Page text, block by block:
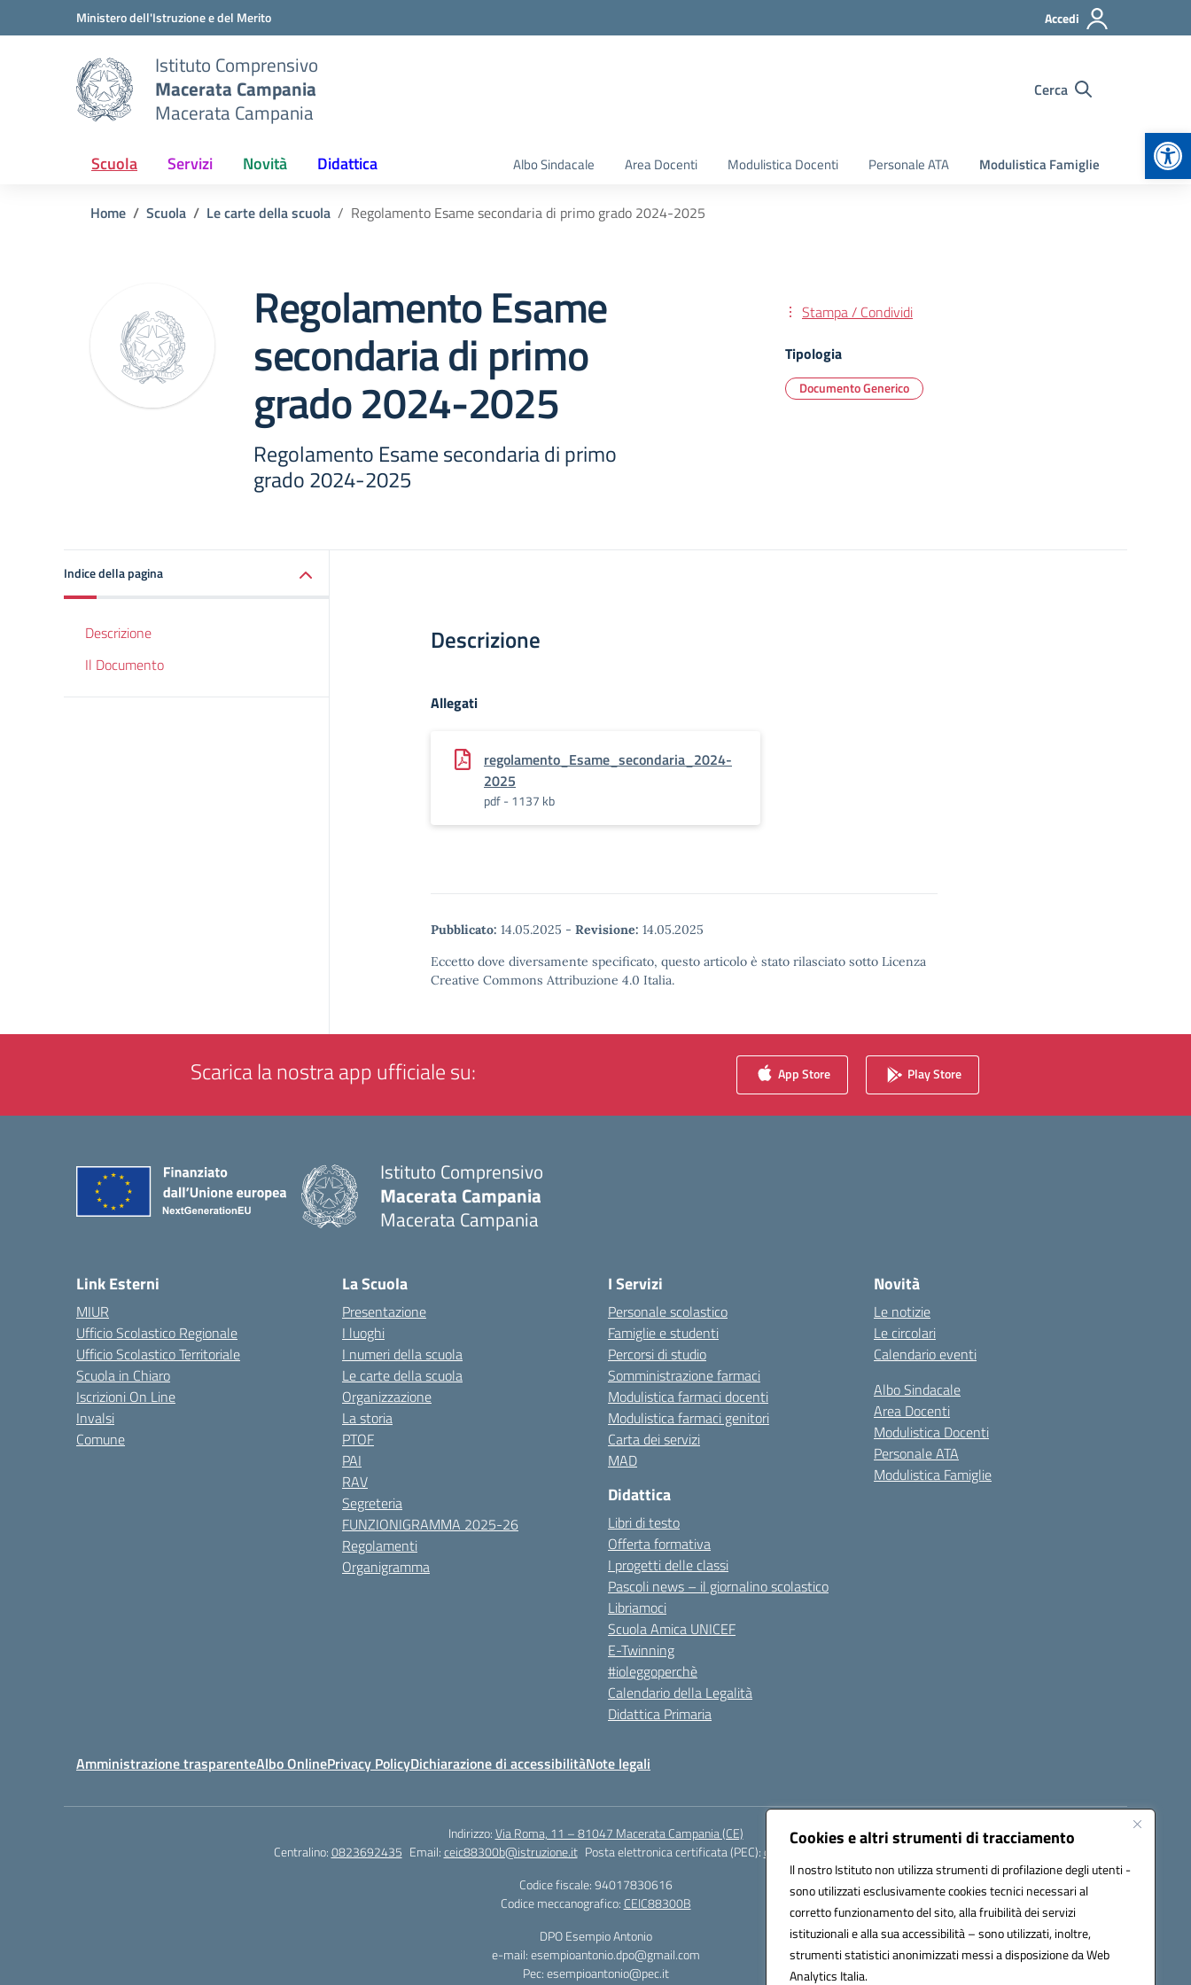
Cookies e altri strumenti di tracciamento
Il nostro Istituto non utilizza strumenti di profilazione degli utenti -
sono utilizzati esclusivamente cookies tecnici necessari al
corretto funzionamento del sito, alla fruibilità dei servizi
istituzionali e alla sua accessibilità – sono utilizzati, inoltre,
strumenti statistici anonimizzati messi a disposizione da Web
Analytics Italia.
Vai ai contenuti
Vai al menu di navigazioneMinistero dell'Istruzione e del Merito Accedi
Istituto Comprensivo
Macerata Campania
Macerata Campania
Cerca
Scuola Servizi Novità Didattica Albo Sindacale Area Docenti Modulistica Docenti Personale ATA Modulistica Famiglie
Home Scuola Le carte della scuola Regolamento Esame secondaria di primo grado 2024-2025
Regolamento Esame
secondaria di primo
grado 2024-2025
Regolamento Esame secondaria di primo
grado 2024-2025
Stampa / Condividi
Tipologia
Documento Generico
Indice della pagina
Descrizione
Il Documento
Descrizione
Allegati
regolamento_Esame_secondaria_2024-
2025
pdf - 1137 kb
Pubblicato: 14.05.2025 - Revisione: 14.05.2025
Eccetto dove diversamente specificato, questo articolo è stato rilasciato sotto Licenza
Creative Commons Attribuzione 4.0 Italia.
Scarica la nostra app ufficiale su: App Store Play Store
Istituto Comprensivo
Macerata Campania
Macerata Campania
Link Esterni
MIUR
Ufficio Scolastico Regionale
Ufficio Scolastico Territoriale
Scuola in Chiaro
Iscrizioni On Line
Invalsi
Comune
La Scuola
Presentazione
I luoghi
I numeri della scuola
Le carte della scuola
Organizzazione
La storia
PTOF
PAI
RAV
Segreteria
FUNZIONIGRAMMA 2025-26
Regolamenti
Organigramma
I Servizi
Personale scolastico
Famiglie e studenti
Percorsi di studio
Somministrazione farmaci
Modulistica farmaci docenti
Modulistica farmaci genitori
Carta dei servizi
MAD
Didattica
Libri di testo
Offerta formativa
I progetti delle classi
Pascoli news – il giornalino scolastico
Libriamoci
Scuola Amica UNICEF
E-Twinning
#ioleggoperchè
Calendario della Legalità
Didattica Primaria
Novità
Le notizie
Le circolari
Calendario eventi
Albo Sindacale
Area Docenti
Modulistica Docenti
Personale ATA
Modulistica Famiglie
Amministrazione trasparenteAlbo OnlinePrivacy PolicyDichiarazione di accessibilitàNote legali
Indirizzo:Via Roma, 11 – 81047 Macerata Campania (CE)
Centralino:0823692435 Email:ceic88300b@istruzione.it Posta elettronica certificata (PEC):ceic88300b@pec.istruzione.it
Codice fiscale: 94017830616
Codice meccanografico: CEIC88300B
DPO Esempio Antonio
e-mail: esempioantonio.dpo@gmail.com
Pec: esempioantonio@pec.it